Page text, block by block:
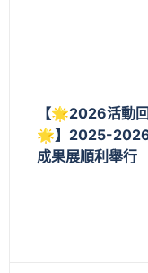
【🌟2026活動
🌟】2025-
成果展順利舉行